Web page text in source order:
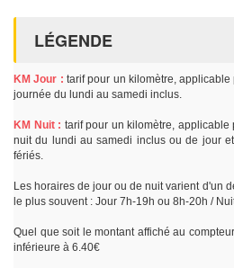
LÉGENDE
KM Jour : tarif pour un kilomètre,
journée du lundi au samedi inclus.
KM Nuit : tarif pour un kilomètre,
nuit du lundi au samedi inclus ou de jour
fériés.
Les horaires de jour ou de nuit varient d'un
le plus souvent : Jour 7h-19h ou 8h-20h /
Quel que soit le montant affiché au
inférieure à 6.40€